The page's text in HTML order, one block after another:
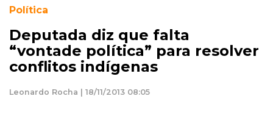
Política
Deputada diz que falta
“vontade política” para resolver
conflitos indígenas
Leonardo Rocha | 18/11/2013 08:05